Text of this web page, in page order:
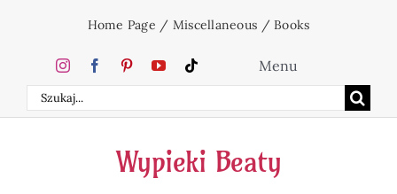
content
Home Page / Miscellaneous /Books
Search
for:
Menu
Home
Cakes
Wypieki Beaty